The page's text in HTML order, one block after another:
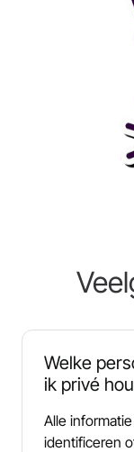
Welke
ik privé
Alle
identificeren